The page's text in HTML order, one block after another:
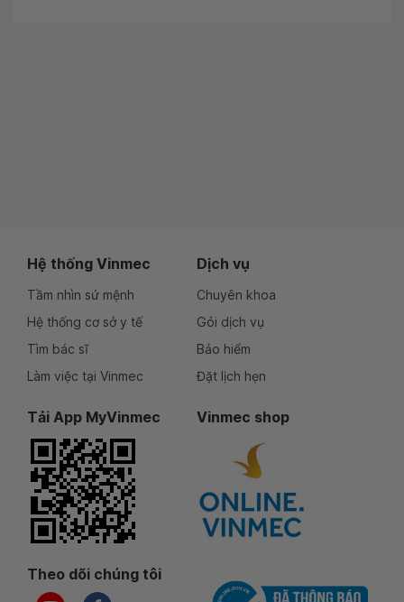
Hệ thống Vinmec
Tầm nhìn sứ mệnh
Hệ thống cơ sở y tế
Tìm bác sĩ
Làm việc tại Vinmec
Dịch vụ
Chuyên khoa
Gói dịch vụ
Bảo hiểm
Đặt lịch hẹn
Tải App MyVinmec Vinmec shop
Theo dõi chúng tôi